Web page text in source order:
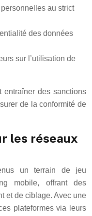
au strict
des données
sur l’utilisation de
entraîner des sanctions
de la conformité de
les réseaux
un terrain de jeu
mobile, offrant des
et de ciblage. Avec une
plateformes via leurs